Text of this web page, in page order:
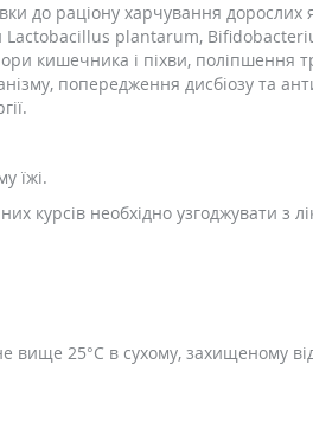
до раціону харчування
Lactobacillus plantarum,
кишечника і піхви, поліпшення
попередження дисбіозу та
їжі.
курсів необхідно узгоджувати з
вище 25°C в сухому, захищеному